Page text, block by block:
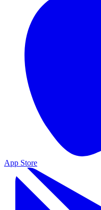
App Store